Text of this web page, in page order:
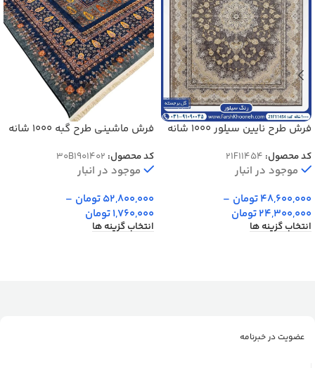
فرش طرح نایین سیلور 1000 شانه
کد محصول: 21F11454
موجود در انبار
48,600,000تومان –
24,300,000تومان
انتخاب گزینه ها
فرش ماشینی طرح گبه 1000 شانه
کد محصول: 30B1901402
موجود در انبار
52,800,000تومان –
1,760,000تومان
انتخاب گزینه ها
عضویت در خبرنامه